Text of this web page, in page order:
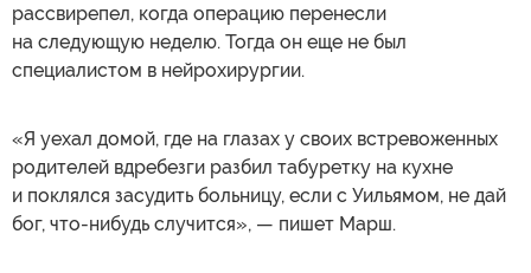
рассвирепел, когда операцию перенесли
на следующую неделю. Тогда он еще не был
специалистом в нейрохирургии.
«Я уехал домой, где на глазах у своих встревоженных
родителей вдребезги разбил табуретку на кухне
и поклялся засудить больницу, если с Уильямом, не дай
бог, что-нибудь случится», — пишет Марш.